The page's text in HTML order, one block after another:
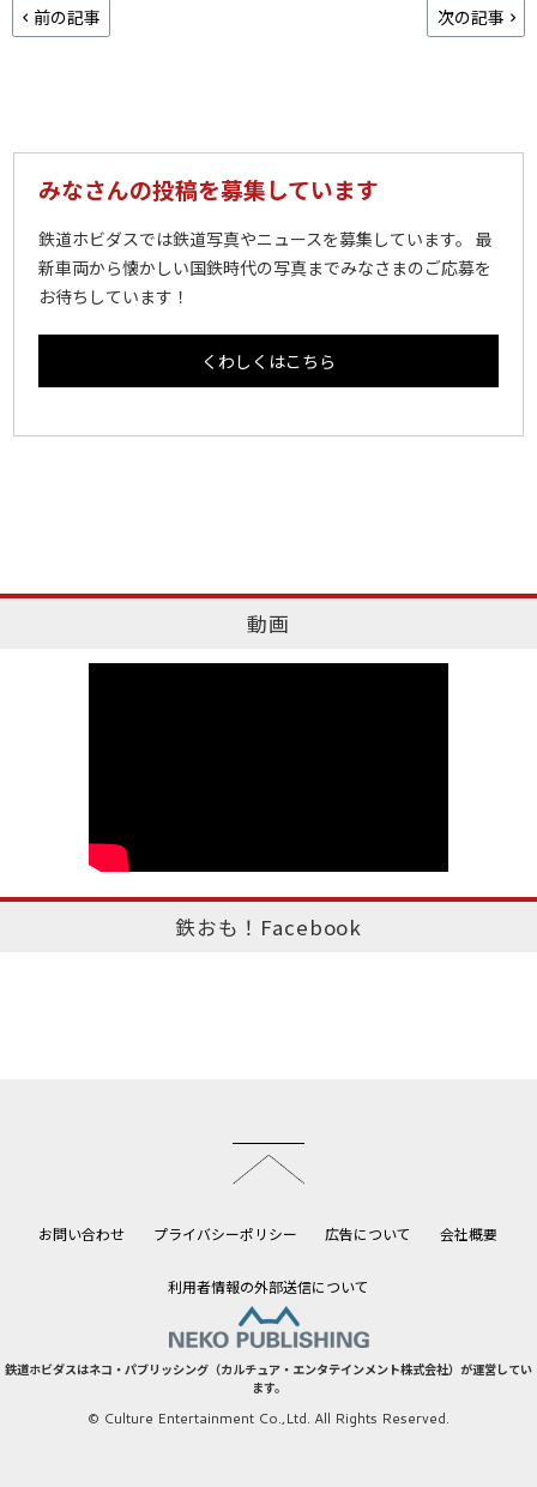
前の記事 次の記事
みなさんの投稿を募集しています
鉄道ホビダスでは鉄道写真やニュースを募集しています。 最
新車両から懐かしい国鉄時代の写真までみなさまのご応募を
お待ちしています！
くわしくはこちら
動画
鉄おも！Facebook
お問い合わせ プライバシーポリシー 広告について 会社概要
利用者情報の外部送信について
鉄道ホビダスはネコ・パブリッシング（カルチュア・エンタテインメント株式会社）が運営してい
ます。
© Culture Entertainment Co.,Ltd. All Rights Reserved.